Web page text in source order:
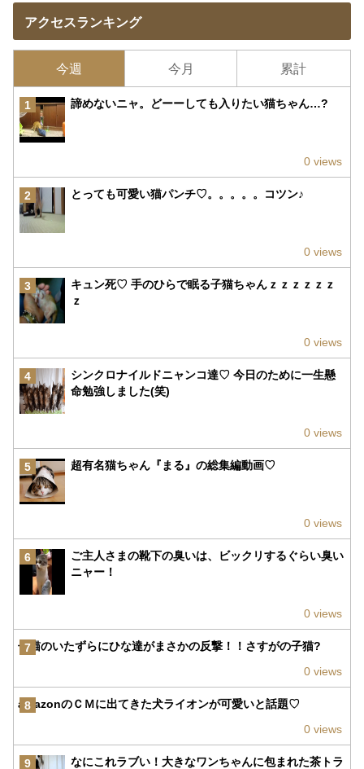
アクセスランキング
今週 今月 累計
1 諦めないニャ。どーーしても入りたい猫ちゃん…?
0 views
2 とっても可愛い猫パンチ♡。。。。。コツン♪
0 views
3
キュン死♡ 手のひらで眠る子猫ちゃんｚｚｚｚｚｚ
ｚ
0 views
4
シンクロナイルドニャンコ達♡ 今日のために一生懸
命勉強しました(笑)
0 views
5 超有名猫ちゃん『まる』の総集編動画♡
0 views
6
ご主人さまの靴下の臭いは、ビックリするぐらい臭い
ニャー！
0 views
7
子猫のいたずらにひな達がまさかの反撃！！さすがの子猫?
0 views
8
amazonのＣＭに出てきた犬ライオンが可愛いと話題♡
0 views
9 なにこれラブい！大きなワンちゃんに包まれた茶トラ